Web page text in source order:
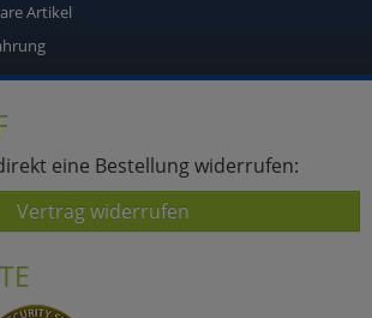
Artikel
eine Bestellung widerrufen:
Vertrag widerrufen